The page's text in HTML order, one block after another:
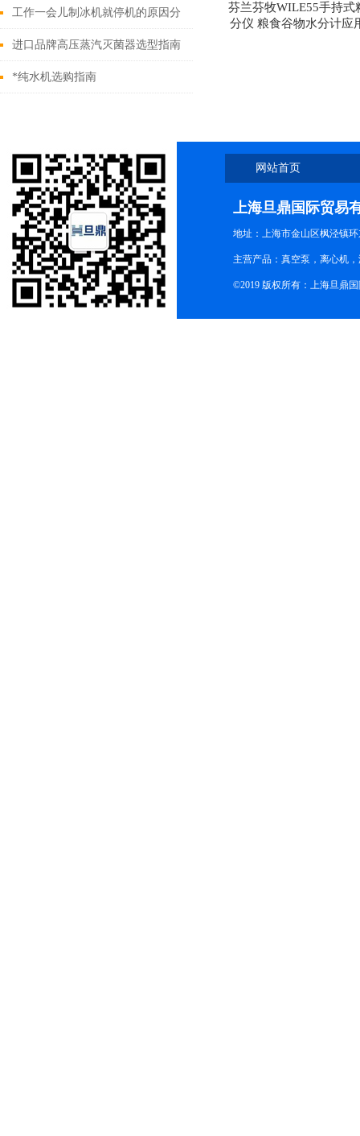
灭菌器
工作一会儿制冰机就停机的原因分
析，如何解决？
进口品牌高压蒸汽灭菌器选型指南
*纯水机选购指南
芬兰芬牧WILE55手持式
分仪 粮食谷物水分计应
网站首页
上海旦鼎国际贸易
地址：上海市金山区枫泾镇
主营产品：真空泵，离心机
©2019 版权所有：上海旦鼎